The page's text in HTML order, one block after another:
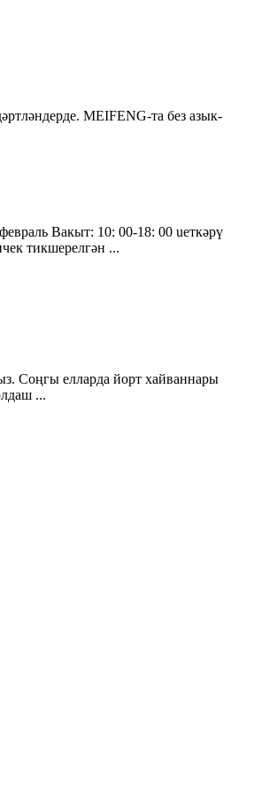
MEIFENG-та без азык-
Вакыт: 10: 00-18: 00 ueткәрү
тикшерелгән ...
Соңгы елларда йорт хайваннары
...